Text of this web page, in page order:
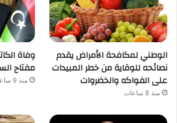
الوطني لمكافحة الأمراض يقدم
نصائحه للوقاية من خطر المبيدات
على الفواكه والخضروات
منذ 8 ساعات
وفاة
مفتاح
منذ 9 ساعات